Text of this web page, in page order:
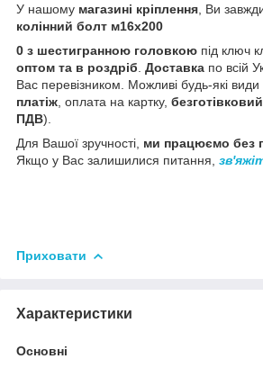
У нашому магазині кріплення, Ви
колінний болт м16х200
0 з шестигранною головкою під ключ
оптом та в роздріб. Доставка по всій
Вас перевізником. Можливі будь-які
платіж, оплата на картку,
ПДВ).
Для Вашої зручності, ми працюємо без
Якщо у Вас залишилися питання,
Приховати
Характеристики
Основні